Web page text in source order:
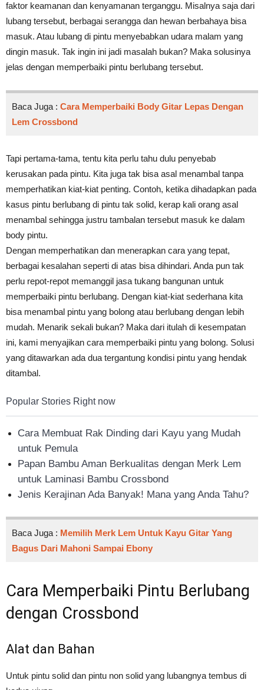
faktor keamanan dan kenyamanan terganggu. Misalnya saja dari
lubang tersebut, berbagai serangga dan hewan berbahaya bisa
masuk. Atau lubang di pintu menyebabkan udara malam yang
dingin masuk. Tak ingin ini jadi masalah bukan? Maka solusinya
jelas dengan memperbaiki pintu berlubang tersebut.
Baca Juga : Cara Memperbaiki Body Gitar Lepas Dengan
Lem Crossbond
Tapi pertama-tama, tentu kita perlu tahu dulu penyebab
kerusakan pada pintu. Kita juga tak bisa asal menambal tanpa
memperhatikan kiat-kiat penting. Contoh, ketika dihadapkan pada
kasus pintu berlubang di pintu tak solid, kerap kali orang asal
menambal sehingga justru tambalan tersebut masuk ke dalam
body pintu.
Dengan memperhatikan dan menerapkan cara yang tepat,
berbagai kesalahan seperti di atas bisa dihindari. Anda pun tak
perlu repot-repot memanggil jasa tukang bangunan untuk
memperbaiki pintu berlubang. Dengan kiat-kiat sederhana kita
bisa menambal pintu yang bolong atau berlubang dengan lebih
mudah. Menarik sekali bukan? Maka dari itulah di kesempatan
ini, kami menyajikan cara memperbaiki pintu yang bolong. Solusi
yang ditawarkan ada dua tergantung kondisi pintu yang hendak
ditambal.
Popular Stories Right now
Cara Membuat Rak Dinding dari Kayu yang Mudah
untuk Pemula
Papan Bambu Aman Berkualitas dengan Merk Lem
untuk Laminasi Bambu Crossbond
Jenis Kerajinan Ada Banyak! Mana yang Anda Tahu?
Baca Juga : Memilih Merk Lem Untuk Kayu Gitar Yang
Bagus Dari Mahoni Sampai Ebony
Cara Memperbaiki Pintu Berlubang
dengan Crossbond
Alat dan Bahan
Untuk pintu solid dan pintu non solid yang lubangnya tembus di